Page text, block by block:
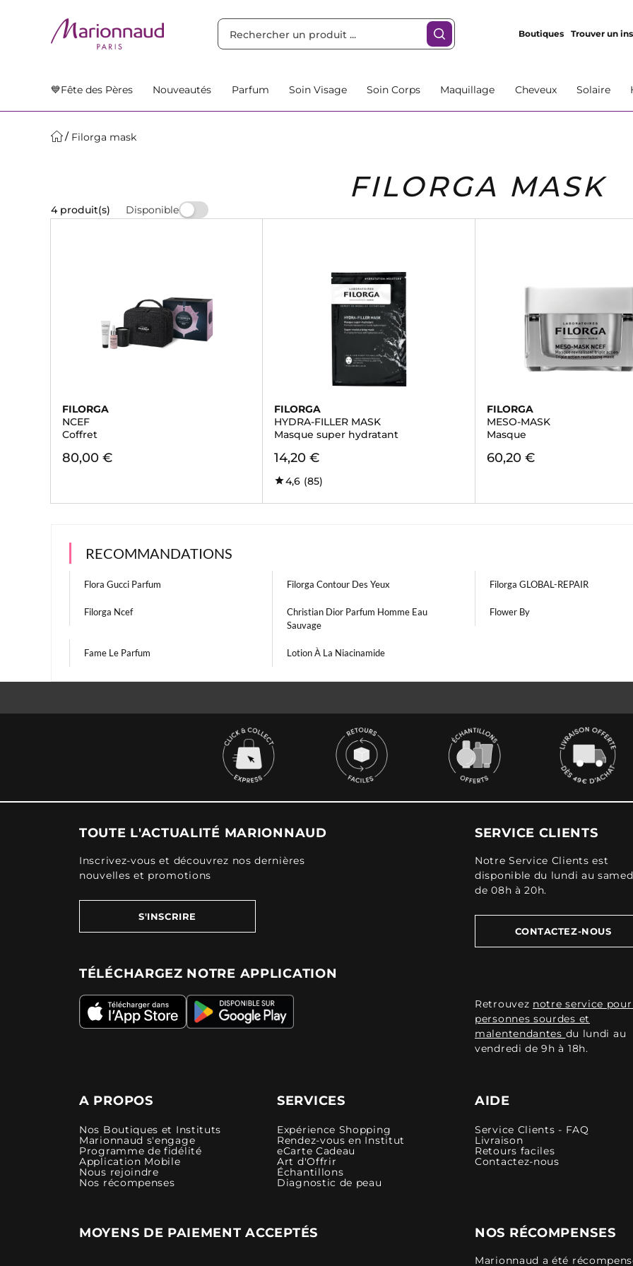
Boutiques Trouver un
💙Fête des Pères Nouveautés Parfum Soin Visage Soin Corps Maquillage Cheveux Solaire
Filorga mask
FILORGA MASK
4 produit(s) Disponible
FILORGA
NCEF
Coffret
80,00 €
FILORGA
HYDRA-FILLER MASK
Masque super hydratant
14,20 €
4,6 (85)
FILORGA
MESO-MASK
Masque
60,20 €
RECOMMANDATIONS
Flora Gucci Parfum Filorga Contour Des Yeux Filorga GLOBAL-REPAIR
Filorga Ncef
Christian Dior Parfum Homme Eau
Sauvage
Flower By
Fame Le Parfum Lotion À La Niacinamide
TOUTE L'ACTUALITÉ MARIONNAUD
Inscrivez-vous et découvrez nos dernières
nouvelles et promotions
S'INSCRIRE
TÉLÉCHARGEZ NOTRE APPLICATION
SERVICE CLIENTS
Notre Service Clients est
disponible du lundi au
de 08h à 20h.
CONTACTEZ-NOUS
Retrouvez notre service
personnes sourdes et
malentendantes du lundi au
vendredi de 9h à 18h.
A PROPOS
Nos Boutiques et Instituts
Marionnaud s'engage
Programme de fidélité
Application Mobile
Nous rejoindre
Nos récompenses
SERVICES
Expérience Shopping
Rendez-vous en Institut
eCarte Cadeau
Art d'Offrir
Échantillons
Diagnostic de peau
AIDE
Service Clients - FAQ
Livraison
Retours faciles
Contactez-nous
MOYENS DE PAIEMENT ACCEPTÉS NOS RÉCOMPENSES
Marionnaud a été